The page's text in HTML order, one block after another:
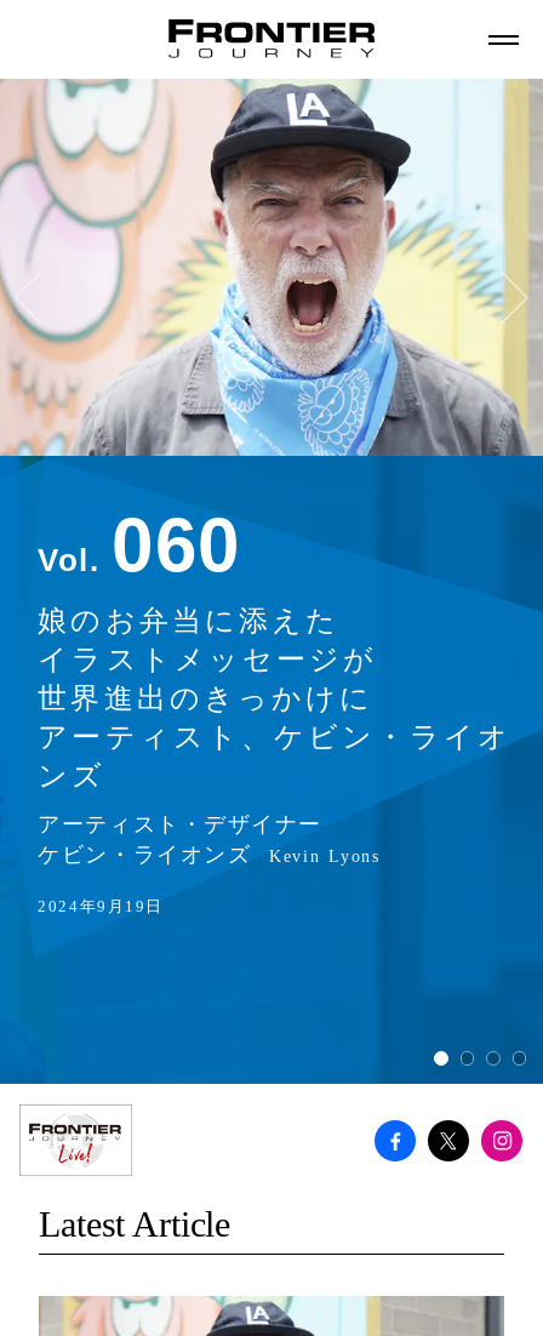
Vol. 060
娘のお弁当に添えた
イラストメッセージが
世界進出のきっかけに
アーティスト、ケビン・ライオ
ンズ
アーティスト・デザイナー
ケビン・ライオンズ
Kevin Lyons
2024年9月19日
Latest Article